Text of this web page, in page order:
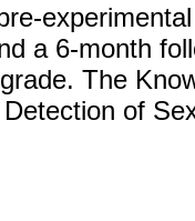
a 6-month
The
of